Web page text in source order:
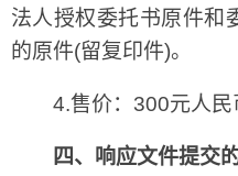
法人授权委托书原件和
的原件(留复印件)。
4.售价：300元人民
四、响应文件提交